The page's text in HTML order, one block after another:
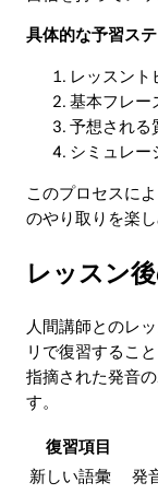
具体的な予習ス
レッスン
基本フレー
予想される
シミュレー
このプロセスに
のやり取りを楽し
レッスン
人間講師とのレ
リで復習するこ
指摘された発音
す。
復習項目
新しい語彙
発